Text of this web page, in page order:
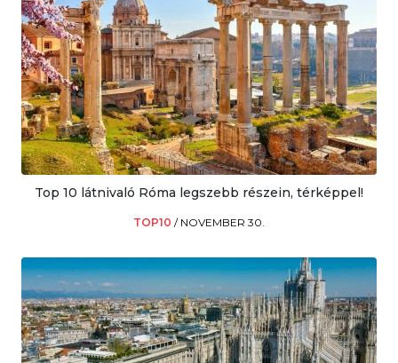
Top 10 látnivaló Róma legszebb részein, térképpel!
TOP10 / NOVEMBER 30.